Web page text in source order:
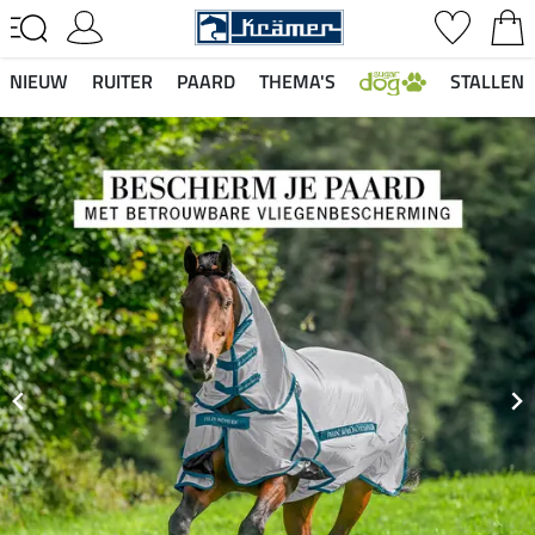
NIEUW RUITER PAARD THEMA'S STALLEN